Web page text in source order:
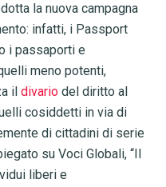
la nuova campagna
infatti, i Passport
i passaporti e
meno potenti,
il divario del diritto al
cosiddetti in via di
di cittadini di serie
su Voci Globali, “Il
liberi e